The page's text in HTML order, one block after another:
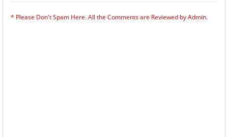
* Please Don't Spam Here. All the Comments are Reviewed by Admin.